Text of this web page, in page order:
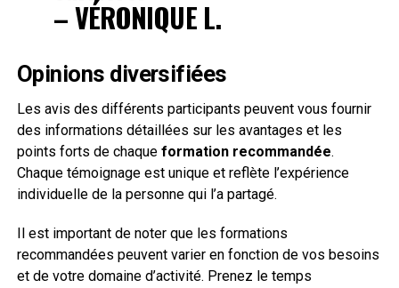
– VÉRONIQUE L.
Opinions diversifiées
Les avis des différents participants peuvent vous fournir
des informations détaillées sur les avantages et les
points forts de chaque formation recommandée.
Chaque témoignage est unique et reflète l’expérience
individuelle de la personne qui l’a partagé.
Il est important de noter que les formations
recommandées peuvent varier en fonction de vos besoins
et de votre domaine d’activité. Prenez le temps